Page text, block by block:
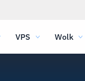
VPS Wolk